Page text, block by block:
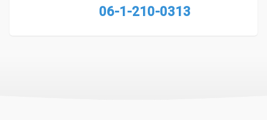
06-1-210-0313